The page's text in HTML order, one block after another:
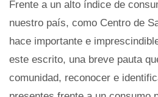
Frente a un alto índice de
nuestro país, como Centro de
hace importante e
este escrito, una breve pauta
comunidad, reconocer e